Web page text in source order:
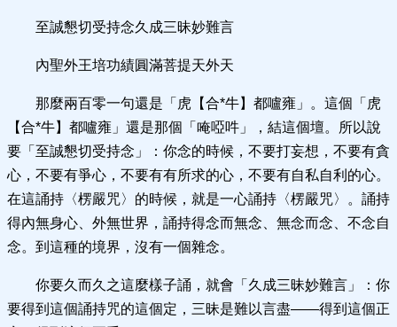
至誠懇切受持念久成三昧妙難言
內聖外王培功績圓滿菩提天外天
那麼兩百零一句還是「虎【合*牛】都嚧雍」。這個「虎
【合*牛】都嚧雍」還是那個「唵啞吽」，結這個壇。所以說
要「至誠懇切受持念」：你念的時候，不要打妄想，不要有貪
心，不要有爭心，不要有有所求的心，不要有自私自利的心。
在這誦持〈楞嚴咒〉的時候，就是一心誦持〈楞嚴咒〉。誦持
得內無身心、外無世界，誦持得念而無念、無念而念、不念自
念。到這種的境界，沒有一個雜念。
你要久而久之這麼樣子誦，就會「久成三昧妙難言」：你
要得到這個誦持咒的這個定，三昧是難以言盡——得到這個正